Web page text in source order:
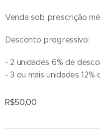
Venda sob prescrição
Desconto progressivo:
- 2 unidades 6% de
- 3 ou mais unidades
R$50,00